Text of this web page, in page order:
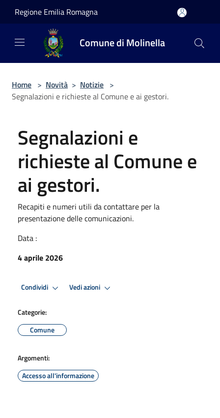
Regione Emilia Romagna
Comune di Molinella
Home > Novità > Notizie >
Segnalazioni e richieste al Comune e ai gestori.
Segnalazioni e
richieste al Comune e
ai gestori.
Recapiti e numeri utili da contattare per la
presentazione delle comunicazioni.
Data :
4 aprile 2026
Condividi Vedi azioni
Categorie:
Comune
Argomenti:
Accesso all'informazione